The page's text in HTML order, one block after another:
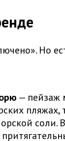
Но
— пейзаж
пляжах,
соли.